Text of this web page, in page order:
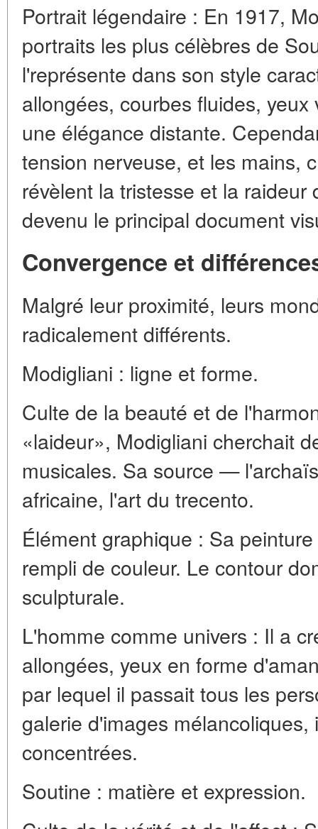
Portrait légendaire : En 1917,
portraits les plus célèbres de
l'représente dans son style
allongées, courbes fluides,
une élégance distante.
tension nerveuse, et les mains,
révèlent la tristesse et la
devenu le principal document
Convergence et
Malgré leur proximité, leurs
radicalement différents.
Modigliani : ligne et forme.
Culte de la beauté et de
«laideur», Modigliani cherchait
musicales. Sa source —
africaine, l'art du trecento.
Élément graphique : Sa
rempli de couleur. Le contour
sculpturale.
L'homme comme univers : Il a
allongées, yeux en forme
par lequel il passait tous les
galerie d'images mélancoliques,
concentrées.
Soutine : matière et expression.